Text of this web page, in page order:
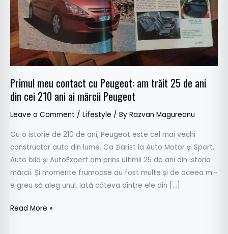
Primul meu contact cu Peugeot: am trăit 25 de ani
din cei 210 ani ai mărcii Peugeot
Leave a Comment / Lifestyle / By Razvan Magureanu
Cu o istorie de 210 de ani, Peugeot este cel mai vechi
constructor auto din lume. Ca ziarist la Auto Motor și Sport,
Auto bild și AutoExpert am prins ultimii 25 de ani din istoria
mărcii. Și momente frumoase au fost multe și de aceea mi-
e greu să aleg unul. Iată câteva dintre ele din […]
de
ani
din
210
ani
ai
Peugeot
Read More »